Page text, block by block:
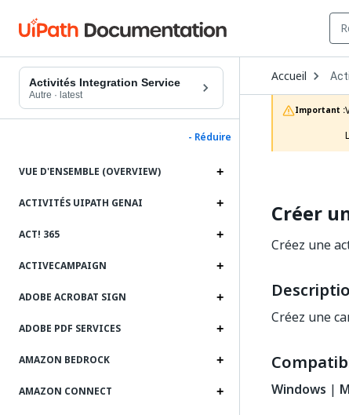
Activités Integration Service
Autre · latest
- Réduire
VUE D'ENSEMBLE (OVERVIEW)
ACTIVITÉS UIPATH GENAI
ACT! 365
ACTIVECAMPAIGN
ADOBE ACROBAT SIGN
ADOBE PDF SERVICES
AMAZON BEDROCK
AMAZON CONNECT
Accueil
to
Important :
Créer
Créez une
Créez une
Windows |